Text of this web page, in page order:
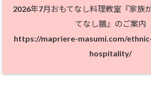
2026年7月おもてなし料理教室『家族
てなし膳』のご案内
https://mapriere-masumi.com/
hospitality/